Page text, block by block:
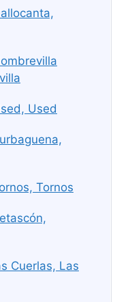
Used
Tornos
Cuerlas, Las